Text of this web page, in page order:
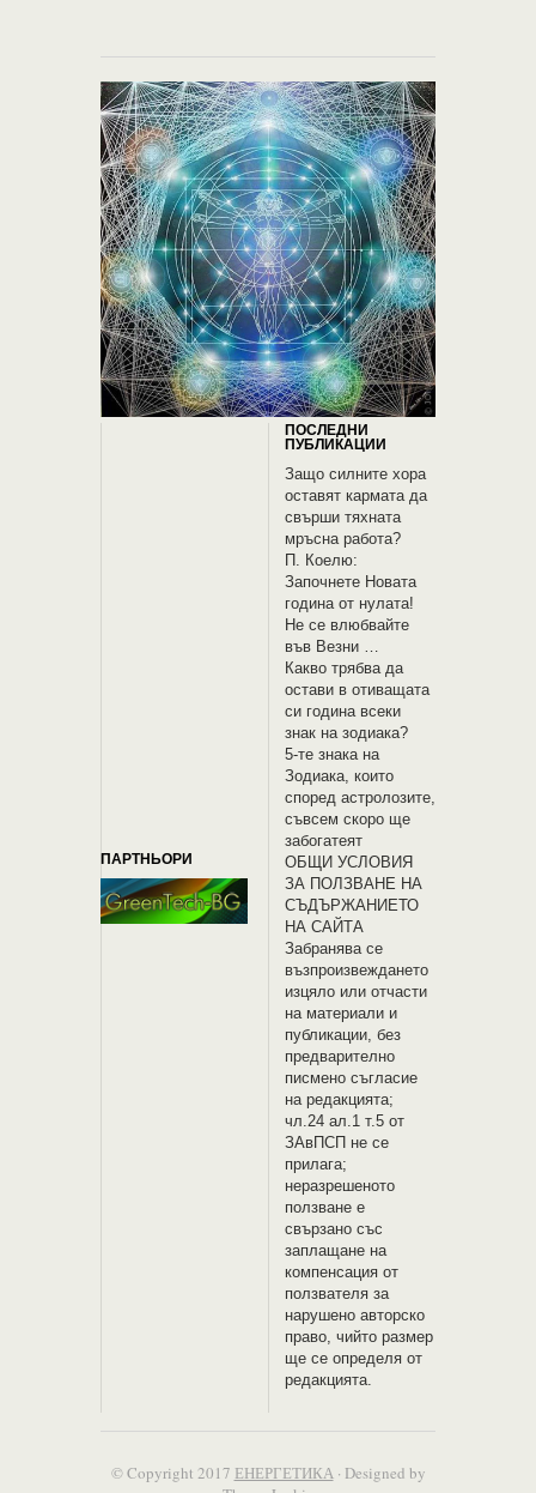
ПОСЛЕДНИ
ПУБЛИКАЦИИ
Защо силните хора
оставят кармата да
свърши тяхната
мръсна работа?
П. Коелю:
Започнете Новата
година от нулата!
Не се влюбвайте
във Везни …
Какво трябва да
остави в отиващата
си година всеки
знак на зодиака?
5-те знака на
Зодиака, които
според астролозите,
съвсем скоро ще
забогатеят
ПАРТНЬОРИ
OБЩИ УСЛОВИЯ
ЗА ПОЛЗВАНЕ НА
СЪДЪРЖАНИЕТО
НА САЙТА
Забранява се
възпроизвеждането
изцяло или отчасти
на материали и
публикации, без
предварително
писмено съгласие
на редакцията;
чл.24 ал.1 т.5 от
ЗАвПСП не се
прилага;
неразрешеното
ползване е
свързано със
заплащане на
компенсация от
ползвателя за
нарушено авторско
право, чийто размер
ще се определя от
редакцията.
© Copyright 2017 ЕНЕРГЕТИКА· Designed by